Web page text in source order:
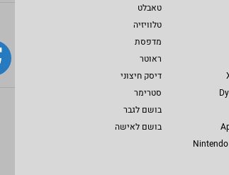
משחק לנינטנדו סוויץ' - Nintendo
טאבלט
טלוויזיה
מדפסת
ראוטר
דיסק חיצוני
סטרימר
בושם לגבר
בושם לאישה